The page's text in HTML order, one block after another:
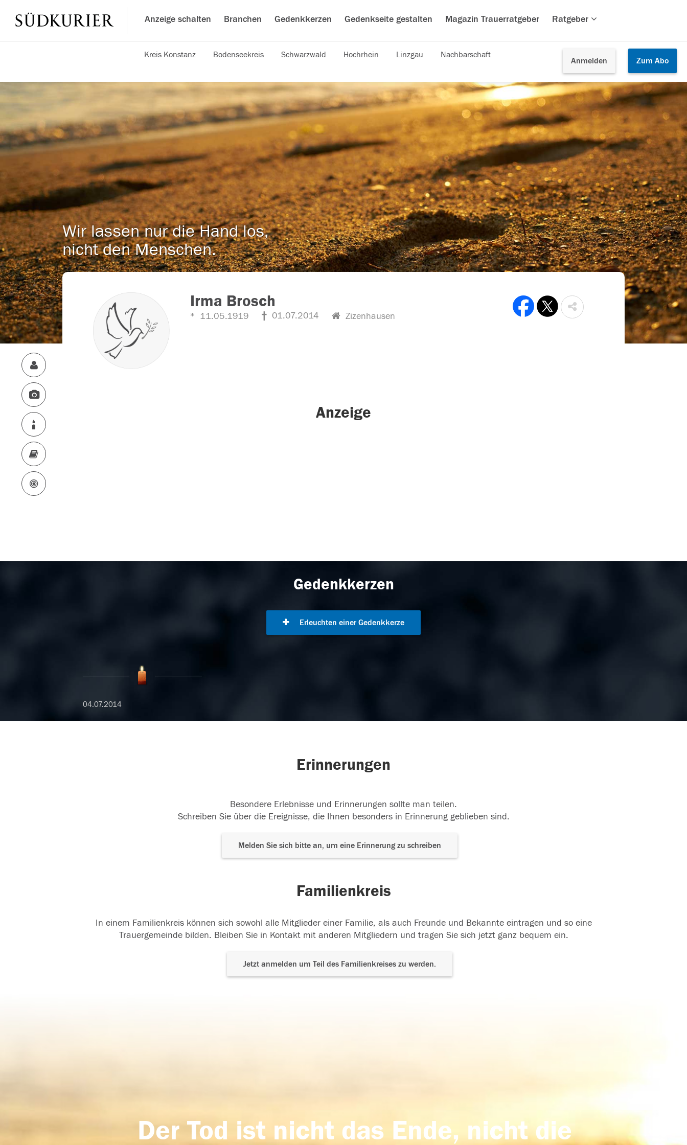
Anzeige schalten Branchen Gedenkkerzen Gedenkseite gestalten Magazin Trauerratgeber Ratgeber
Anmelden Zum Abo
Kreis Konstanz Bodenseekreis Schwarzwald Hochrhein Linzgau Nachbarschaft
Wir lassen nur die Hand los,
nicht den Menschen.
Irma Brosch
11.05.1919 01.07.2014 Zizenhausen
Anzeige
Gedenkkerzen
Erleuchten einer Gedenkkerze
04.07.2014
Erinnerungen
Besondere Erlebnisse und Erinnerungen sollte man teilen.
Schreiben Sie über die Ereignisse, die Ihnen besonders in Erinnerung geblieben sind.
Melden Sie sich bitte an, um eine Erinnerung zu schreiben
Familienkreis
In einem Familienkreis können sich sowohl alle Mitglieder einer Familie, als auch Freunde und Bekannte eintragen und so eine
Trauergemeinde bilden. Bleiben Sie in Kontakt mit anderen Mitgliedern und tragen Sie sich jetzt ganz bequem ein.
Jetzt anmelden um Teil des Familienkreises zu werden.
Der Tod ist nicht das Ende, nicht die